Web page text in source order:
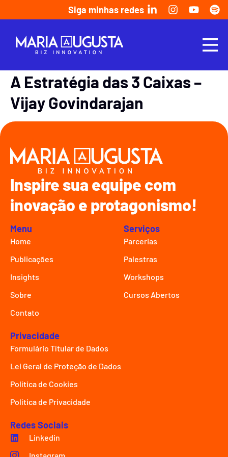
Siga minhas redes
A Estratégia das 3 Caixas –
Vijay Govindarajan
Inspire sua equipe com
inovação e protagonismo!
Menu
Home
Publicações
Insights
Sobre
Contato
Serviços
Parcerias
Palestras
Workshops
Cursos Abertos
Privacidade
Formulário Títular de Dados
Lei Geral de Proteção de Dados
Política de Cookies
Política de Privacidade
Redes Sociais
Linkedin